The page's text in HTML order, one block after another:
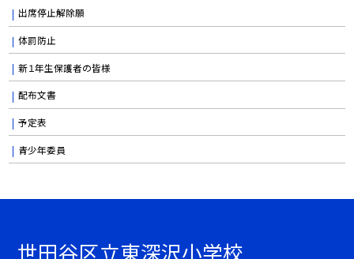
出席停止解除願
体罰防止
新１年生保護者の皆様
配布文書
予定表
青少年委員
世田谷区立東深沢小学校